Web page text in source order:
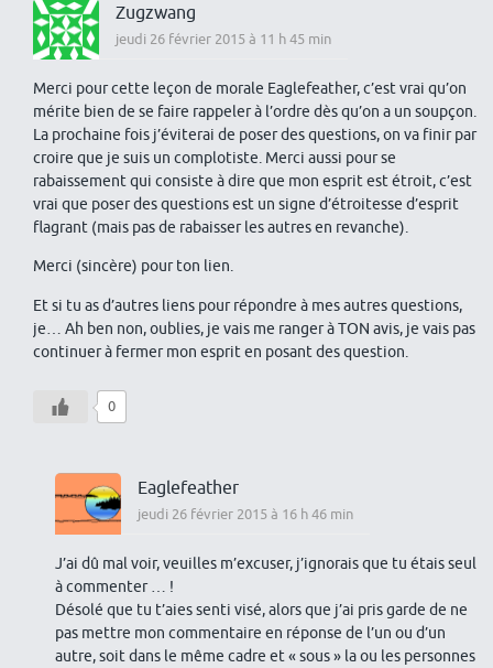
Zugzwang
jeudi 26 février 2015 à 11 h 45 min
Merci pour cette leçon de morale Eaglefeather, c’est vrai qu’on
mérite bien de se faire rappeler à l’ordre dès qu’on a un soupçon.
La prochaine fois j’éviterai de poser des questions, on va finir par
croire que je suis un complotiste. Merci aussi pour se
rabaissement qui consiste à dire que mon esprit est étroit, c’est
vrai que poser des questions est un signe d’étroitesse d’esprit
flagrant (mais pas de rabaisser les autres en revanche).
Merci (sincère) pour ton lien.
Et si tu as d’autres liens pour répondre à mes autres questions,
je… Ah ben non, oublies, je vais me ranger à TON avis, je vais pas
continuer à fermer mon esprit en posant des question.
0
Eaglefeather
jeudi 26 février 2015 à 16 h 46 min
J’ai dû mal voir, veuilles m’excuser, j’ignorais que tu étais seul
à commenter … !
Désolé que tu t’aies senti visé, alors que j’ai pris garde de ne
pas mettre mon commentaire en réponse de l’un ou d’un
autre, soit dans le même cadre et « sous » la ou les personnes